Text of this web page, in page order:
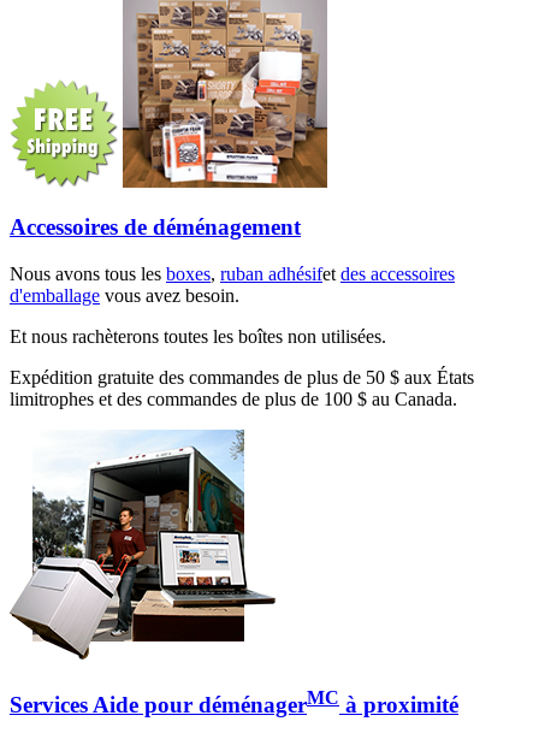
Accessoires de déménagement
Nous avons tous les boxes, ruban adhésifet des accessoires
d'emballage vous avez besoin.
Et nous rachèterons toutes les boîtes non utilisées.
Expédition gratuite des commandes de plus de 50 $ aux États
limitrophes et des commandes de plus de 100 $ au Canada.
Services Aide pour déménagerMC à proximité